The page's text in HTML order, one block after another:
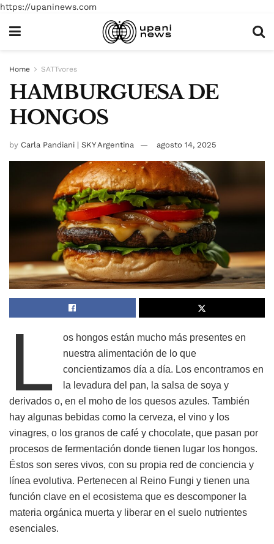
https://upaninews.com
Home SATTvores
HAMBURGUESA DE
HONGOS
by Carla Pandiani | SKY Argentina agosto 14, 2025
L
os hongos están mucho más presentes en
nuestra alimentación de lo que
concientizamos día a día. Los encontramos en
la levadura del pan, la salsa de soya y
derivados o, en el moho de los quesos azules. También
hay algunas bebidas como la cerveza, el vino y los
vinagres, o los granos de café y chocolate, que pasan por
procesos de fermentación donde tienen lugar los hongos.
Éstos son seres vivos, con su propia red de conciencia y
línea evolutiva. Pertenecen al Reino Fungi y tienen una
función clave en el ecosistema que es descomponer la
materia orgánica muerta y liberar en el suelo nutrientes
esenciales.